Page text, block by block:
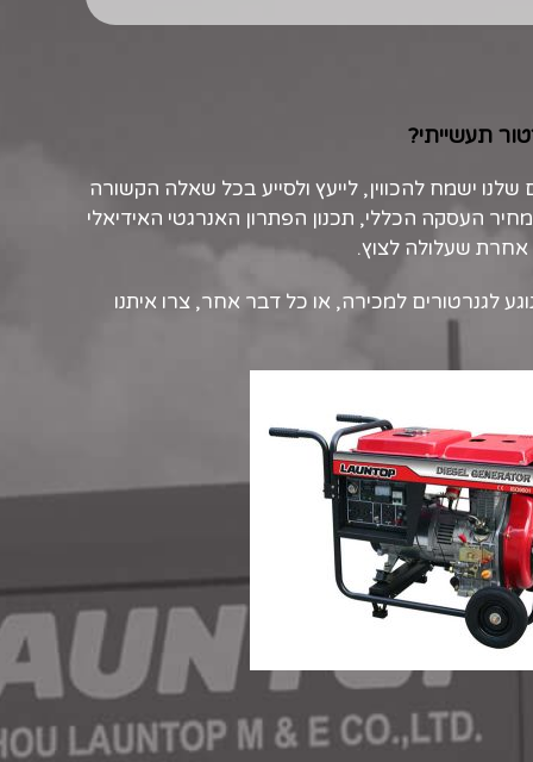
תעשייתי?
שלנו ישמח להכווין, לייעץ ולסייע בכל שאלה הקשורה
העסקה הכללי, תכנון הפתרון האנרגטי האידיאלי
שעלולה לצוץ.
לגנרטורים למכירה, או כל דבר אחר, צרו איתנו